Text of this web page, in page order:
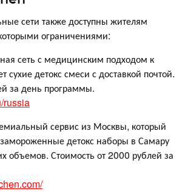
сети также доступны жителям
ограничениями:
сеть с медицинским подходом к
сухие детокс смеси с доставкой почтой.
за день программы.
russia
сервис из Москвы, который
детокс наборы в Самару
объемов. Стоимость от 2000 рублей за